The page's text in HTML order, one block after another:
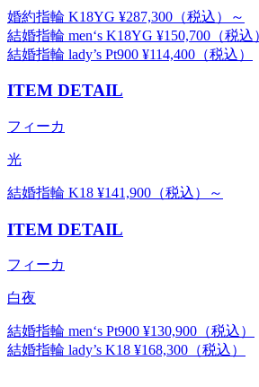
婚約指輪 K18YG ¥287,300（税込）～
結婚指輪 men‘s K18YG ¥150,700（税込
結婚指輪 lady’s Pt900 ¥114,400（税込）
ITEM DETAIL
フィーカ
光
結婚指輪 K18 ¥141,900（税込）～
ITEM DETAIL
フィーカ
白夜
結婚指輪 men‘s Pt900 ¥130,900（税込）
結婚指輪 lady’s K18 ¥168,300（税込）